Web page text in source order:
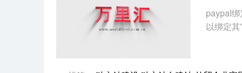
paypal
以绑定其